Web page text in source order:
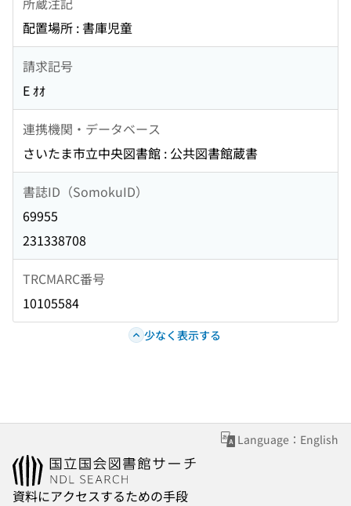
配置場所 : 書庫児童
請求記号
E ｵｵ
連携機関・データベース
さいたま市立中央図書館 : 公共図書館蔵書
書誌ID（SomokuID）
69955
231338708
TRCMARC番号
10105584
少なく表示する
Language：English
資料にアクセスするための手段